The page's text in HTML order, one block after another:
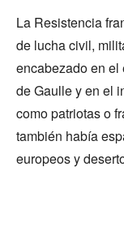
La Resistencia
de lucha civil,
encabezado en el
de Gaulle y en el
como patriotas o
también había
europeos y